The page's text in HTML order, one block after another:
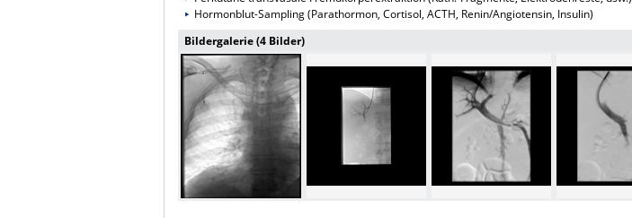
Hormonblut-Sampling (Parathormon, Cortisol, ACTH, Renin/Angiotensin, Insulin)
Bildergalerie (4 Bilder)